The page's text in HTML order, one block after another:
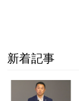
新着記事